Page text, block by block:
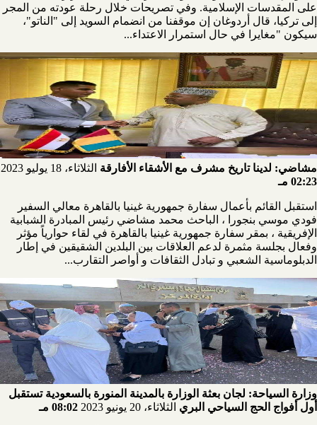
على المقدسات الإسلامية. وفي تصريحات خلال رحلة عودته من المجر
إلى تركيا، قال أردوغان إن موقفنا من انضمام السويد إلى "الناتو"،
سيكون "مغايرا في حال استمرار الاعتداء...
مشاضي: لدينا تاريخ مشرف مع الأشقاء الأفارقة الثلاثاء، 18 يوليو 2023
02:23 مـ
استقبل القائم بأعمال سفارة جمهورية غينيا بالقاهرة معالي السفير
فودي موسي بنجورا ، الباحث محمد مشاضي رئيس المبادرة الشبابية
الإفريقية ، بمقر سفارة جمهورية غينيا بالقاهرة في لقاء حوارياً مؤثر
وفعال بجلسة مثمرة لدعم العلاقات بين البلدين الشقيقين في إطار
الدبلوماسية الشعبي و تبادل الثقافات و أواصر التقارب...
وزارة السياحة: لجان بعثة الوزارة بالمدينة المنورة بالسعودية تستقبل
أول أفواج الحج السياحي البري الثلاثاء، 20 يونيو 2023 08:02 مـ